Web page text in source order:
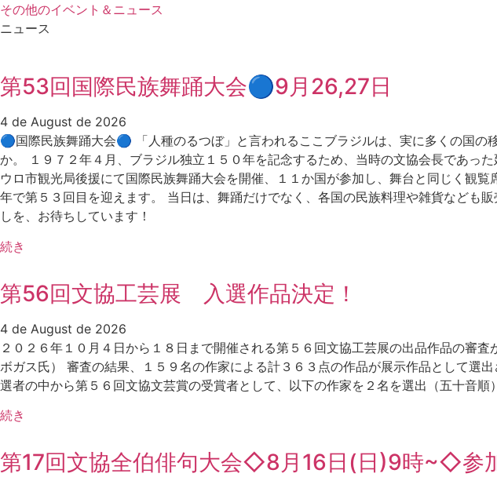
その他のイベント＆ニュース
ニュース
第53回国際民族舞踊大会🔵9月26,27日
4 de August de 2026
🔵国際民族舞踊大会🔵 「人種のるつぼ」と言われるここブラジルは、実に多くの国
か。 １９７２年４月、ブラジル独立１５０年を記念するため、当時の文協会長であっ
ウロ市観光局後援にて国際民族舞踊大会を開催、１１か国が参加し、舞台と同じく観
年で第５３回目を迎えます。 当日は、舞踊だけでなく、各国の民族料理や雑貨なども
しを、お待ちしています！
続き
第56回文協工芸展 入選作品決定！
4 de August de 2026
２０２６年１０月４日から１８日まで開催される第５６回文協工芸展の出品作品の審
ボガス氏） 審査の結果、１５９名の作家による計３６３点の作品が展示作品として
選者の中から第５６回文協文芸賞の受賞者として、以下の作家を２名を選出（五十音
続き
第17回文協全伯俳句大会◇8月16日(日)9時~◇参